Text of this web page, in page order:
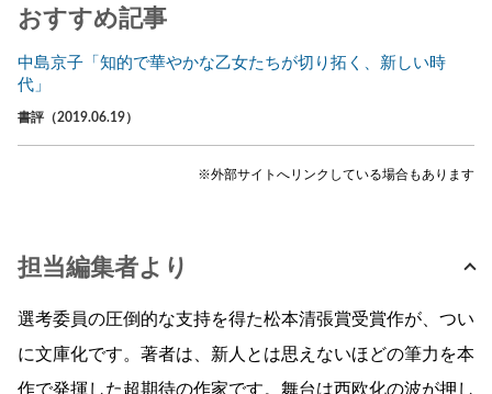
おすすめ記事
中島京子「知的で華やかな乙女たちが切り拓く、新しい時
代」
書評（2019.06.19）
※外部サイトへリンクしている場合もあります
担当編集者より
選考委員の圧倒的な支持を得た松本清張賞受賞作が、つい
に文庫化です。著者は、新人とは思えないほどの筆力を本
作で発揮した超期待の作家です。舞台は西欧化の波が押し